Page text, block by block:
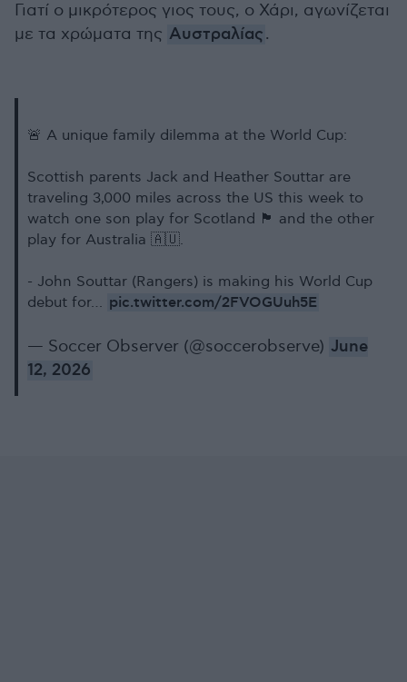
Γιατί ο μικρότερος γιος τους, ο Χάρι, αγωνίζεται
με τα χρώματα της Αυστραλίας.
🚨 A unique family dilemma at the World Cup:
Scottish parents Jack and Heather Souttar are
traveling 3,000 miles across the US this week to
watch one son play for Scotland 🏴󠁧󠁢󠁳󠁣󠁴󠁿 and the other
play for Australia 🇦🇺.
- ​John Souttar (Rangers) is making his World Cup
debut for… pic.twitter.com/2FVOGUuh5E
— Soccer Observer (@soccerobserve) June
12, 2026